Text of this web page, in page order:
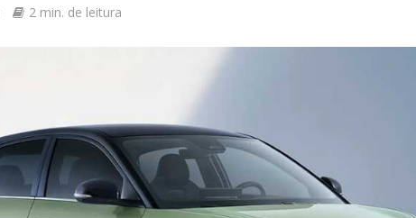
2 min. de leitura